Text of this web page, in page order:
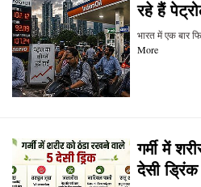
रहे हैं
भारत में एक बार
More
गर्मी में
देसी